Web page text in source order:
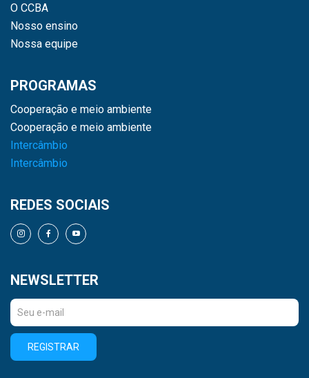
O CCBA
Nosso ensino
Nossa equipe
PROGRAMAS
Cooperação e meio ambiente
Cooperação e meio ambiente
Intercâmbio
Intercâmbio
REDES SOCIAIS
NEWSLETTER
REGISTRAR